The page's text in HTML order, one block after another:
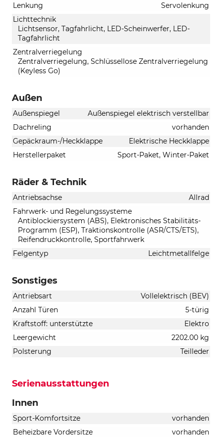
Lenkung
Servolenkung
Lichttechnik
Lichtsensor, Tagfahrlicht, LED-Scheinwerfer, LED-
Tagfahrlicht
Zentralverriegelung
Zentralverriegelung, Schlüssellose Zentralverriegelung
(Keyless Go)
Außen
Außenspiegel
Außenspiegel elektrisch verstellbar
Dachreling
vorhanden
Gepäckraum-/Heckklappe
Elektrische Heckklappe
Herstellerpaket
Sport-Paket, Winter-Paket
Räder & Technik
Antriebsachse
Allrad
Fahrwerk- und Regelungssysteme
Antiblockiersystem (ABS), Elektronisches Stabilitäts-
Programm (ESP), Traktionskontrolle (ASR/CTS/ETS),
Reifendruckkontrolle, Sportfahrwerk
Felgentyp
Leichtmetallfelge
Sonstiges
Antriebsart
Vollelektrisch (BEV)
Anzahl Türen
5-türig
Kraftstoff: unterstützte
Elektro
Leergewicht
2202.00 kg
Polsterung
Teilleder
Serienausstattungen
Innen
Sport-Komfortsitze
vorhanden
Beheizbare Vordersitze
vorhanden